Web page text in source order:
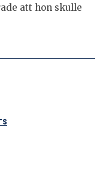
att hon skulle